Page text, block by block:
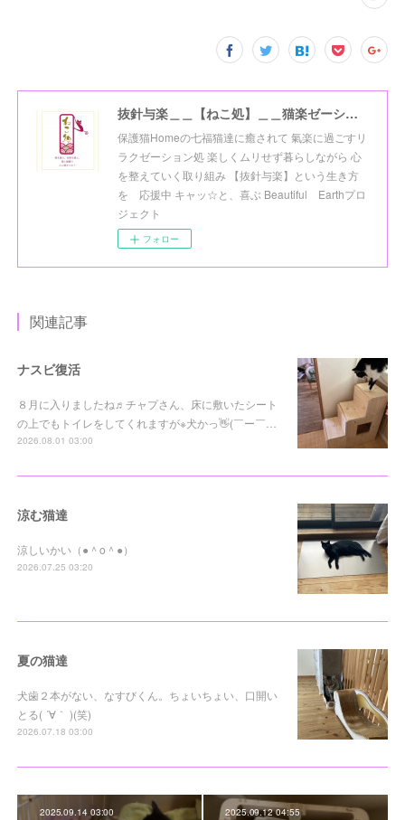
抜針与楽＿＿【ねこ処】＿＿猫楽ゼーションHome☆
保護猫Homeの七福猫達に癒されて 氣楽に過ごすリ
ラクゼーション処 楽しくムリせず暮らしながら 心
を整えていく取り組み 【抜針与楽】という生き方
を 応援中 キャッ☆と、喜ぶ Beautiful Earthプロ
ジェクト
フォロー
関連記事
ナスビ復活
８月に入りましたね♬チャプさん、床に敷いたシート
の上でもトイレをしてくれますが※犬かっ👋(￣ー￣…
2026.08.01 03:00
涼む猫達
涼しいかい（●＾o＾●）
2026.07.25 03:20
夏の猫達
犬歯２本がない、なすびくん。ちょいちょい、口開い
とる( ´∀｀ )(笑)
2026.07.18 03:00
2025.09.14 03:00 2025.09.12 04:55